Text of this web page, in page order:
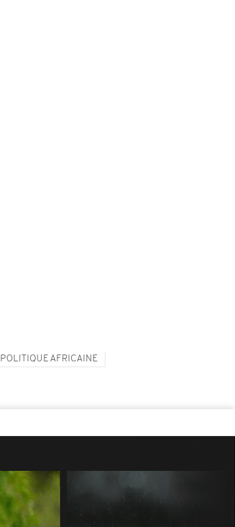
POLITIQUE AFRICAINE